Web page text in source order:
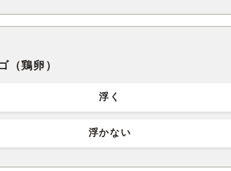
（鶏卵）
浮く
浮かない